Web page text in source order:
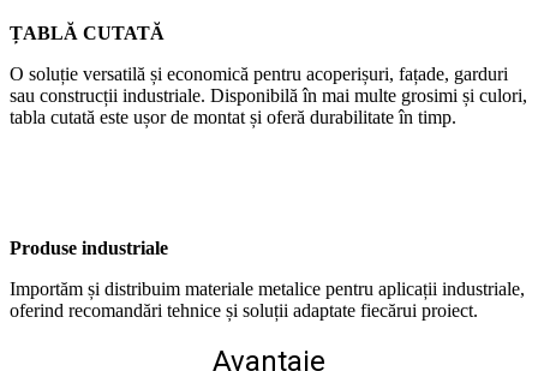
ȚABLĂ CUTATĂ
O soluție versatilă și economică pentru acoperișuri, fațade, garduri
sau construcții industriale. Disponibilă în mai multe grosimi și culori,
tabla cutată este ușor de montat și oferă durabilitate în timp.
Produse industriale
Importăm și distribuim materiale metalice pentru aplicații industriale,
oferind recomandări tehnice și soluții adaptate fiecărui proiect.
Avantaje